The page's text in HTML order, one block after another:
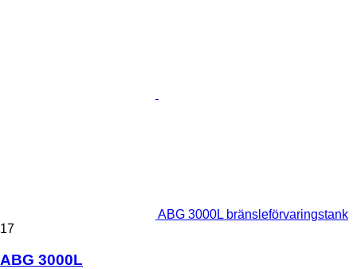
ABG 3000L bränsleförvaringstank
17
ABG 3000L